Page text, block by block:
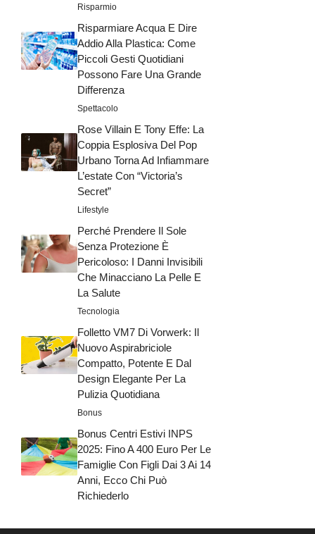
Risparmio
Risparmiare Acqua E Dire
Addio Alla Plastica: Come
Piccoli Gesti Quotidiani
Possono Fare Una Grande
Differenza
Spettacolo
Rose Villain E Tony Effe: La
Coppia Esplosiva Del Pop
Urbano Torna Ad Infiammare
L’estate Con “Victoria’s
Secret”
Lifestyle
Perché Prendere Il Sole
Senza Protezione È
Pericoloso: I Danni Invisibili
Che Minacciano La Pelle E
La Salute
Tecnologia
Folletto VM7 Di Vorwerk: Il
Nuovo Aspirabriciole
Compatto, Potente E Dal
Design Elegante Per La
Pulizia Quotidiana
Bonus
Bonus Centri Estivi INPS
2025: Fino A 400 Euro Per Le
Famiglie Con Figli Dai 3 Ai 14
Anni, Ecco Chi Può
Richiederlo